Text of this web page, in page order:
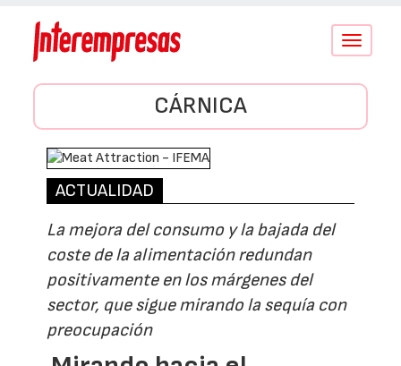
Conmutar
CÁRNICA
ACTUALIDAD
La mejora del consumo y la bajada del
coste de la alimentación redundan
positivamente en los márgenes del
sector, que sigue mirando la sequía con
preocupación